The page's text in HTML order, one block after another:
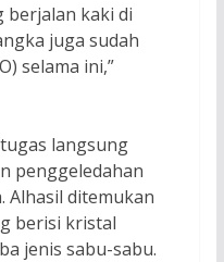
berjalan kaki di
juga sudah
selama ini,”
langsung
penggeledahan
Alhasil ditemukan
berisi kristal
jenis sabu-sabu.